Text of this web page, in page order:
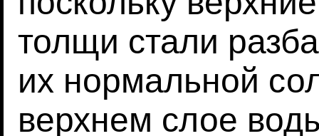
толщи стали
их нормальной
верхнем слое